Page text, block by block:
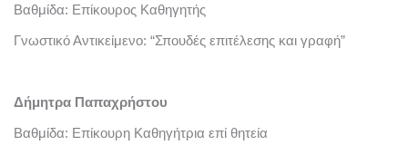
Βαθμίδα: Επίκουρος Καθηγητής
Γνωστικό Αντικείμενο: “Σπουδές επιτέλεσης και γραφή”
Δήμητρα Παπαχρήστου
Βαθμίδα: Επίκουρη Καθηγήτρια επί θητεία